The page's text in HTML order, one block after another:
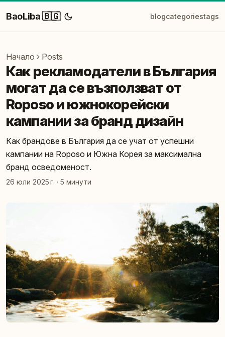
BaoLiba 🇧🇬 blogcategoriestags
Начало Posts
Как рекламодатели в България
могат да се възползват от
Roposo и южнокорейски
кампании за бранд дизайн
Как брандове в България да се учат от успешни
кампании на Roposo и Южна Корея за максимална
бранд осведоменост.
26 юли 2025 г. · 5 минути